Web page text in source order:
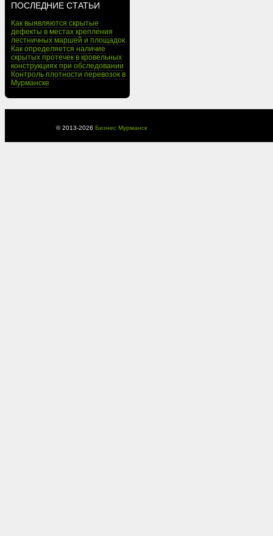
ПОСЛЕДНИЕ СТАТЬИ
Как выявляются скрытые
дефекты в местах крепления
лестничных маршей и площадок
Как определяется наличие
скрытых протечек в кровельных
конструкциях при обследовании
Контроль плотности перевозок в
Мурманске
© 2013-2026 Бизнес Мурманск